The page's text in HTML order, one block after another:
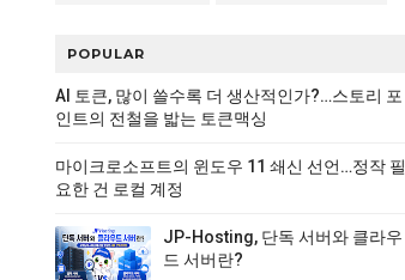
POPULAR
AI 토큰, 많이 쓸수록 더 생산적인가?…스토리 포
인트의 전철을 밟는 토큰맥싱
마이크로소프트의 윈도우 11 쇄신 선언…정작 필
요한 건 로컬 계정
JP-Hosting, 단독 서버와 클라우
드 서버란?